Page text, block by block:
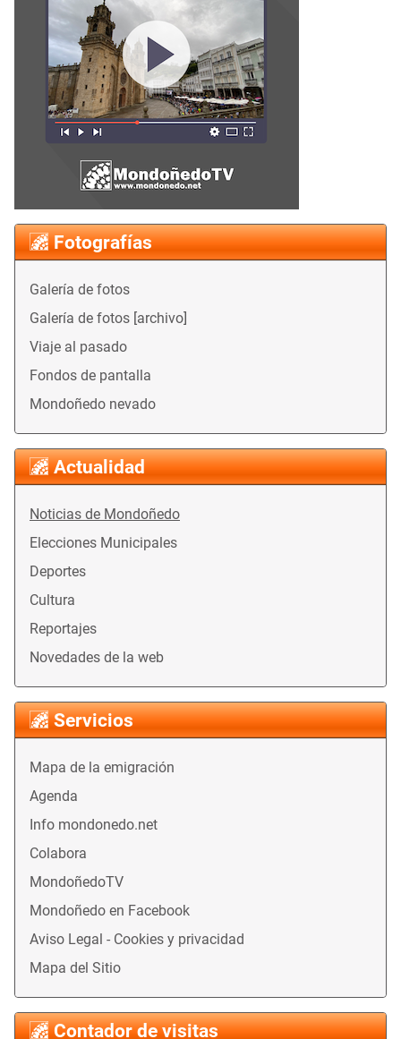
Fotografías
Galería de fotos
Galería de fotos [archivo]
Viaje al pasado
Fondos de pantalla
Mondoñedo nevado
Actualidad
Noticias de Mondoñedo
Elecciones Municipales
Deportes
Cultura
Reportajes
Novedades de la web
Servicios
Mapa de la emigración
Agenda
Info mondonedo.net
Colabora
MondoñedoTV
Mondoñedo en Facebook
Aviso Legal - Cookies y privacidad
Mapa del Sitio
Contador de visitas